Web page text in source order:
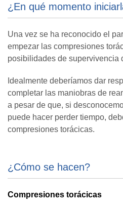
¿En qué momento
Una vez se ha reconocido el
empezar las compresiones
posibilidades de supervivencia
Idealmente deberíamos dar
completar las maniobras de
a pesar de que, si
puede hacer perder tiempo,
compresiones torácicas.
¿Cómo se hacen?
Compresiones torácicas